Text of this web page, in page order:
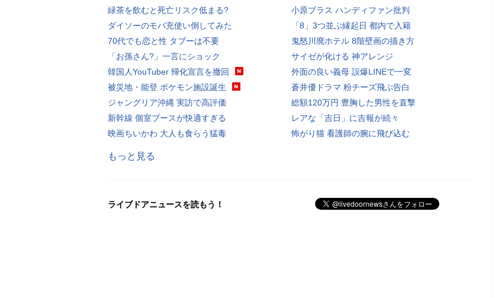
緑茶を飲むと死亡リスク低まる?
ダイソーのモバ充使い倒してみた
70代でも恋と性 タブーは不要
「お孫さん?」一言にショック
韓国人YouTuber 帰化宣言を撤回
被災地・能登 ポケモン施設誕生
ジャングリア沖縄 実訪で高評価
新幹線 個室ブースが快適すぎる
映画ちいかわ 大人も食らう猛毒
小原ブラス ハンディファン批判
「8」3つ並ぶ縁起日 都内で入籍
鬼怒川廃ホテル 8階壁画の描き方
サイゼが化ける 神アレンジ
外面の良い義母 誤爆LINEで一変
蒼井優ドラマ 粉チーズ飛ぶ告白
総額120万円 豊胸した男性を直撃
レアな「吉日」に吉報が続々
怖がり猫 看護師の腕に飛び込む
もっと見る
ライブドアニュースを読もう！